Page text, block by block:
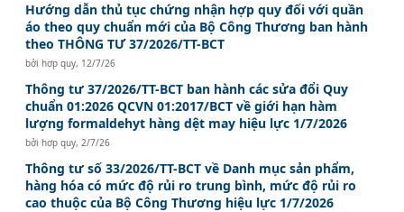
Hướng dẫn thủ tục chứng nhận hợp quy đối với quần
áo theo quy chuẩn mới của Bộ Công Thương ban hành
theo THÔNG TƯ 37/2026/TT-BCT
bởihơp quy, 12/7/26
Thông tư 37/2026/TT-BCT ban hành các sửa đổi Quy
chuẩn 01:2026 QCVN 01:2017/BCT về giới hạn hàm
lượng formaldehyt hàng dệt may hiệu lực 1/7/2026
bởihơp quy,2/7/26
Thông tư số 33/2026/TT-BCT về Danh mục sản phẩm,
hàng hóa có mức độ rủi ro trung bình, mức độ rủi ro
cao thuộc của Bộ Công Thương hiệu lực 1/7/2026